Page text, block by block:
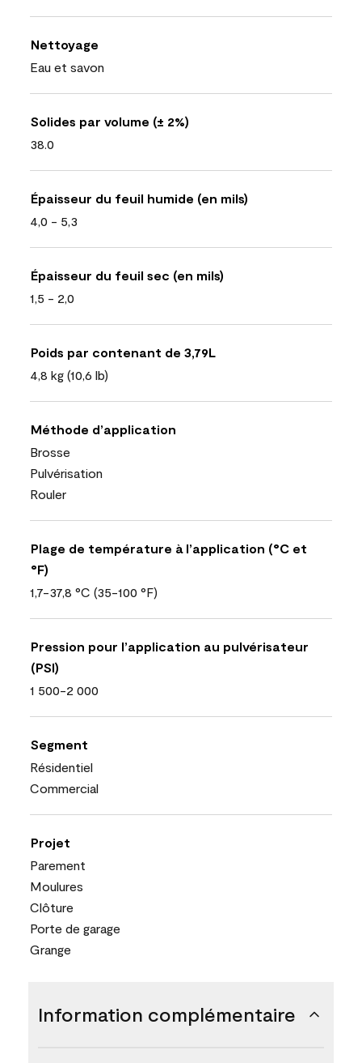
Nettoyage
Eau et savon
Solides par volume (± 2%)
38.0
Épaisseur du feuil humide (en mils)
4,0 - 5,3
Épaisseur du feuil sec (en mils)
1,5 - 2,0
Poids par contenant de 3,79L
4,8 kg (10,6 lb)
Méthode d’application
Brosse
Pulvérisation
Rouler
Plage de température à l’application (°C et
°F)
1,7-37,8 °C (35-100 °F)
Pression pour l’application au pulvérisateur
(PSI)
1 500-2 000
Segment
Résidentiel
Commercial
Projet
Parement
Moulures
Clôture
Porte de garage
Grange
Information complémentaire